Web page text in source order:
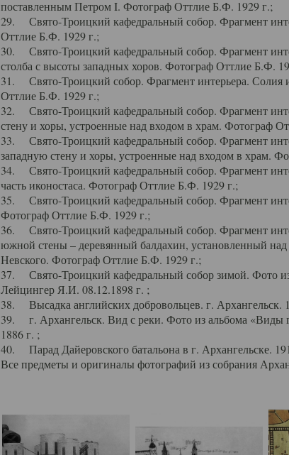
поставленным Петром I. Фотограф Оттлие Б.Ф. 1929 г.;
29. Свято-Троицкий кафедральный собор. Фрагмент
Оттлие Б.Ф. 1929 г.;
30. Свято-Троицкий кафедральный собор. Фрагмент
столба с высоты западных хоров. Фотограф Оттлие Б.Ф.
31. Свято-Троицкий собор. Фрагмент интерьера. Солия и
Оттлие Б.Ф. 1929 г.;
32. Свято-Троицкий кафедральный собор. Фрагмент
стену и хоры, устроенные над входом в храм. Фотограф
33. Свято-Троицкий кафедральный собор. Фрагмент
западную стену и хоры, устроенные над входом в храм.
34. Свято-Троицкий кафедральный собор. Фрагмент
часть иконостаса. Фотограф Оттлие Б.Ф. 1929 г.;
35. Свято-Троицкий кафедральный собор. Фрагмент
Фотограф Оттлие Б.Ф. 1929 г.;
36. Свято-Троицкий кафедральный собор. Фрагмент
южной стены – деревянный балдахин, установленный над
Невского. Фотограф Оттлие Б.Ф. 1929 г.;
37. Свято-Троицкий кафедральный собор зимой. Фото
Лейцингер Я.И. 08.12.1898 г. ;
38. Высадка английских добровольцев. г.
39. г. Архангельск. Вид с реки. Фото из альбома «Виды
1886 г. ;
40. Парад Дайеровского батальона в г. Архангельске.
Все предметы и оригиналы фотографий из собрания